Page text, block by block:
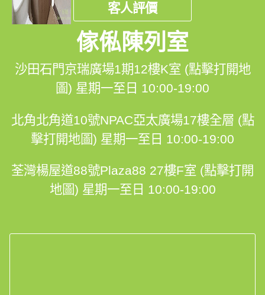
客人評價
傢俬陳列室
沙田石門京瑞廣場1期12樓K室 (點擊打開地
圖) 星期一至日 10:00-19:00
北角北角道10號NPAC亞太廣場17樓全層 (點
擊打開地圖) 星期一至日 10:00-19:00
荃灣楊屋道88號Plaza88 27樓F室 (點擊打開
地圖) 星期一至日 10:00-19:00